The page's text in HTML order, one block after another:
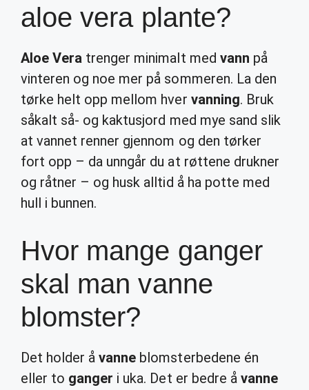
aloe vera plante?
Aloe Vera trenger minimalt med vann på
vinteren og noe mer på sommeren. La den
tørke helt opp mellom hver vanning. Bruk
såkalt så- og kaktusjord med mye sand slik
at vannet renner gjennom og den tørker
fort opp – da unngår du at røttene drukner
og råtner – og husk alltid å ha potte med
hull i bunnen.
Hvor mange ganger
skal man vanne
blomster?
Det holder åvanne blomsterbedene én
eller to ganger i uka. Det er bedre å vanne